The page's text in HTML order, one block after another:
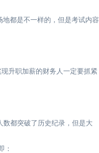
都是不一样的，但是考试内容
升职加薪的财务人一定要抓紧
都突破了历史纪录，但是大
：